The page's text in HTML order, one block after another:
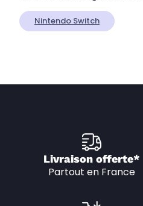
Nintendo Switch
Livraison offerte*
Partout en France